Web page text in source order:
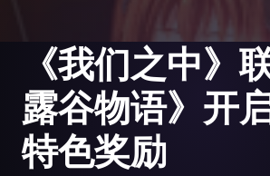
《我们之中》
露谷物语》开
特色奖励